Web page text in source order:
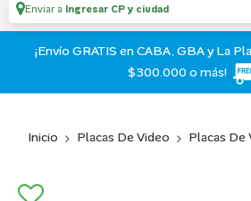
Enviar a Ingresar CP y ciudad
¡Envío GRATIS en CABA, GBA y La
$300.000 o más!
Inicio Placas De Video Placas De